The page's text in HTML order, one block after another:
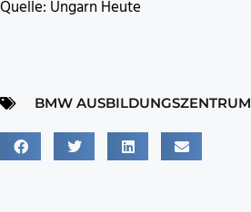
Quelle: Ungarn Heute
BMW AUSBILDUNGSZENTRUM